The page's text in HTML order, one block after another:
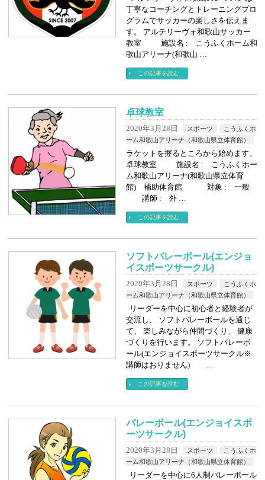
丁寧なコーチングとトレーニングプロ
グラムでサッカーの楽しさを伝えま
す。 アルテリーヴォ和歌山サッカー
教室 施設名 : こうふくホーム和
歌山アリーナ(和歌山 …
この記事を読む
卓球教室
2020年3月28日 スポーツ
こうふくホ
ーム和歌山アリーナ（和歌山県立体育館）
ラケットを握るところから始めます。
卓球教室 施設名 : こうふくホー
ム和歌山アリーナ(和歌山県立体育
館) 補助体育館 対象 : 一般
講師 : 外 …
この記事を読む
ソフトバレーボール(エンジョ
イスポーツサークル)
2020年3月28日 スポーツ
こうふくホ
ーム和歌山アリーナ（和歌山県立体育館）
リーダーを中心に初心者と経験者が
交流し、 ソフトバレーボールを通じ
て、 楽しみながら仲間づくり、 健康
づくりを行います。 ソフトバレーボ
ール(エンジョイスポーツサークル※
講師はおりません) …
この記事を読む
バレーボール(エンジョイスポ
ーツサークル)
2020年3月28日 スポーツ
こうふくホ
ーム和歌山アリーナ（和歌山県立体育館）
リーダーを中心に6人制バレーボール